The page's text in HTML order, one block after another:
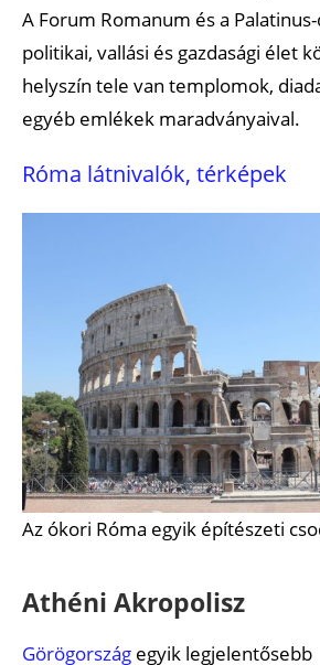
A Forum Romanum és a
politikai, vallási és gazdasági élet
helyszín tele van templomok,
egyéb emlékek maradványaival.
Róma látnivalók, térképek
Az ókori Róma egyik építészeti
Athéni Akropolisz
Görögország egyik legjelentősebb